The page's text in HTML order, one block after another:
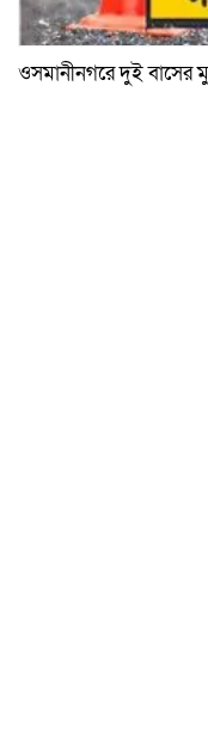
ওসমানীনগরে দুই বাসের